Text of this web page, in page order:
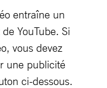
entraîne un
YouTube. Si
vous devez
une publicité
ci-dessous.